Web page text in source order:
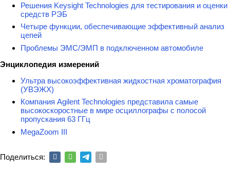
Решения Keysight Technologies для тестирования и оценки
средств РЭБ
Четыре функции, обеспечивающие эффективный анализ
цепей
Проблемы ЭМС/ЭМП в подключенном автомобиле
Энциклопедия измерений
Ультра высокоэффективная жидкостная хроматография
(УВЭЖХ)
Компания Agilent Technologies представила самые
высокоскоростные в мире осциллографы с полосой
пропускания 63 ГГц
MegaZoom III
Поделиться: